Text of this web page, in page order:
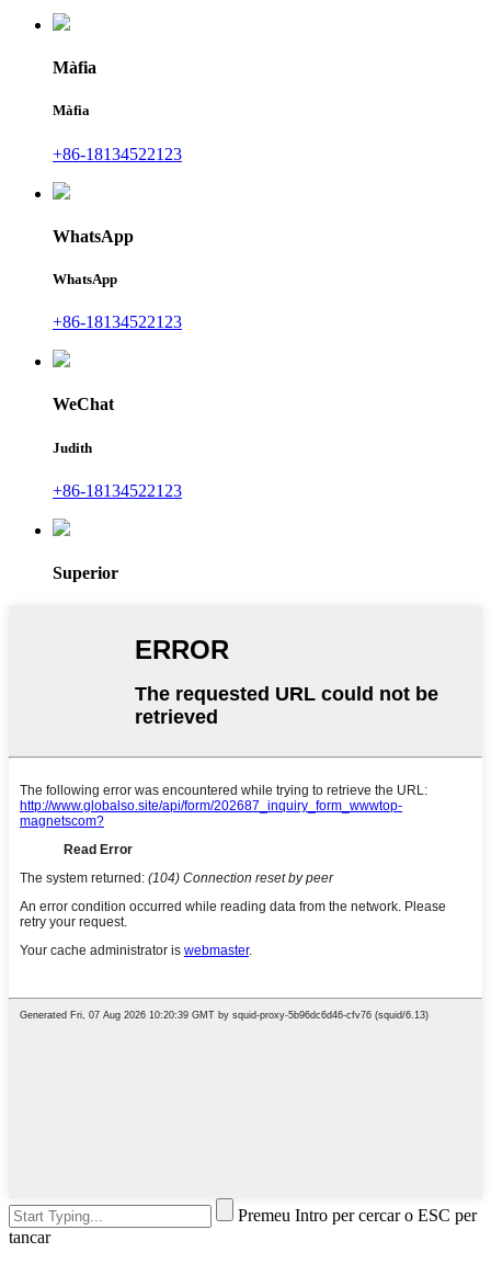
Màfia
Màfia
+86-18134522123
WhatsApp
WhatsApp
+86-18134522123
WeChat
Judith
+86-18134522123
Superior
Premeu Intro per cercar o ESC per
tancar